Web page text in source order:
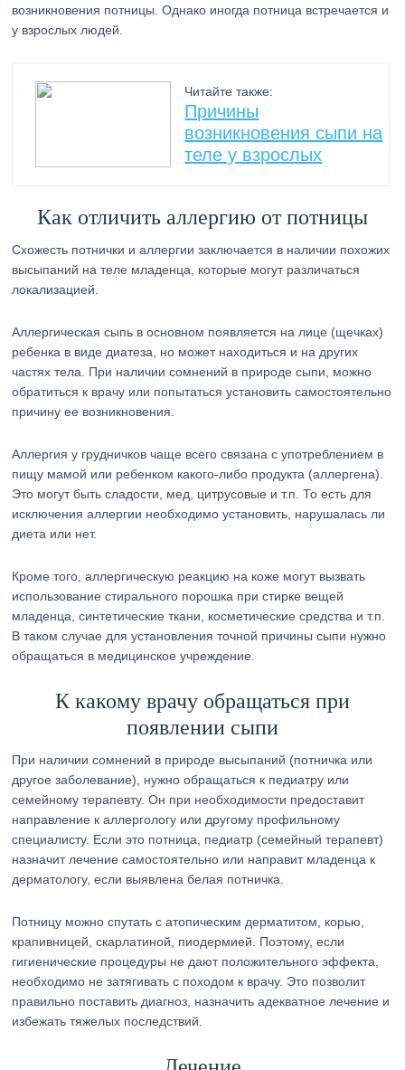
возникновения потницы. Однако иногда потница встречается и
у взрослых людей.
Читайте также:
Причины
возникновения сыпи на
теле у взрослых
Как отличить аллергию от потницы
Схожесть потнички и аллергии заключается в наличии похожих
высыпаний на теле младенца, которые могут различаться
локализацией.
Аллергическая сыпь в основном появляется на лице (щечках)
ребенка в виде диатеза, но может находиться и на других
частях тела. При наличии сомнений в природе сыпи, можно
обратиться к врачу или попытаться установить самостоятельно
причину ее возникновения.
Аллергия у грудничков чаще всего связана с употреблением в
пищу мамой или ребенком какого-либо продукта (аллергена).
Это могут быть сладости, мед, цитрусовые и т.п. То есть для
исключения аллергии необходимо установить, нарушалась ли
диета или нет.
Кроме того, аллергическую реакцию на коже могут вызвать
использование стирального порошка при стирке вещей
младенца, синтетические ткани, косметические средства и т.п.
В таком случае для установления точной причины сыпи нужно
обращаться в медицинское учреждение.
К какому врачу обращаться при
появлении сыпи
При наличии сомнений в природе высыпаний (потничка или
другое заболевание), нужно обращаться к педиатру или
семейному терапевту. Он при необходимости предоставит
направление к аллергологу или другому профильному
специалисту. Если это потница, педиатр (семейный терапевт)
назначит лечение самостоятельно или направит младенца к
дерматологу, если выявлена белая потничка.
Потницу можно спутать с атопическим дерматитом, корью,
крапивницей, скарлатиной, пиодермией. Поэтому, если
гигиенические процедуры не дают положительного эффекта,
необходимо не затягивать с походом к врачу. Это позволит
правильно поставить диагноз, назначить адекватное лечение и
избежать тяжелых последствий.